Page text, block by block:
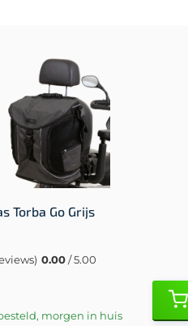
Torba Go Grijs
0.00/ 5.00
morgen in huis